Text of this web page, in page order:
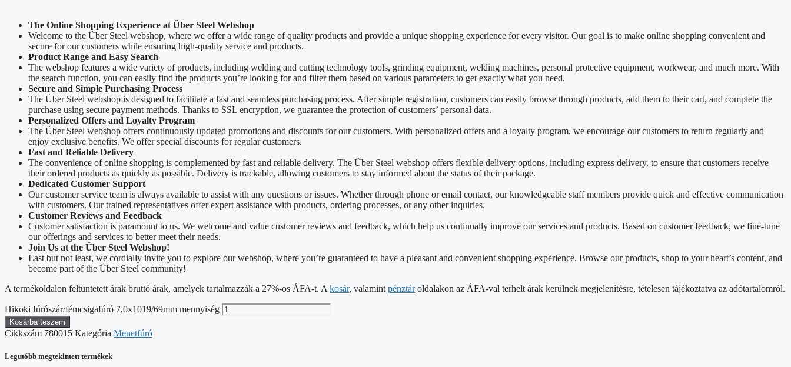
The Online Shopping Experience at Über Steel Webshop
Welcome to the Über Steel webshop, where we offer a wide range of quality products and provide a unique shopping experience for every visitor. Our goal is to make online shopping convenient and
secure for our customers while ensuring high-quality service and products.
Product Range and Easy Search
The webshop features a wide variety of products, including welding and cutting technology tools, grinding equipment, welding machines, personal protective equipment, workwear, and much more. With
the search function, you can easily find the products you’re looking for and filter them based on various parameters to get exactly what you need.
Secure and Simple Purchasing Process
The Über Steel webshop is designed to facilitate a fast and seamless purchasing process. After simple registration, customers can easily browse through products, add them to their cart, and complete the
purchase using secure payment methods. Thanks to SSL encryption, we guarantee the protection of customers’ personal data.
Personalized Offers and Loyalty Program
The Über Steel webshop offers continuously updated promotions and discounts for our customers. With personalized offers and a loyalty program, we encourage our customers to return regularly and
enjoy exclusive benefits. We offer special discounts for regular customers.
Fast and Reliable Delivery
The convenience of online shopping is complemented by fast and reliable delivery. The Über Steel webshop offers flexible delivery options, including express delivery, to ensure that customers receive
their ordered products as quickly as possible. Delivery is trackable, allowing customers to stay informed about the status of their package.
Dedicated Customer Support
Our customer service team is always available to assist with any questions or issues. Whether through phone or email contact, our knowledgeable staff members provide quick and effective communication
with customers. Our trained representatives offer expert assistance with products, ordering processes, or any other inquiries.
Customer Reviews and Feedback
Customer satisfaction is paramount to us. We welcome and value customer reviews and feedback, which help us continually improve our services and products. Based on customer feedback, we fine-tune
our offerings and services to better meet their needs.
Join Us at the Über Steel Webshop!
Last but not least, we cordially invite you to explore our webshop, where you’re guaranteed to have a pleasant and convenient shopping experience. Browse our products, shop to your heart’s content, and
become part of the Über Steel community!
A termékoldalon feltüntetett árak bruttó árak, amelyek tartalmazzák a 27%-os ÁFA-t. A kosár, valamint pénztároldalakon az ÁFA-val terhelt árak kerülnek megjelenítésre, tételesen tájékoztatva az adótartalomról.
Hikoki fúrószár/fémcsigafúró 7,0x1019/69mm mennyiség
Kosárba teszem
Cikkszám 780015 Kategória Menetfúró
Legutóbb megtekintett termékek